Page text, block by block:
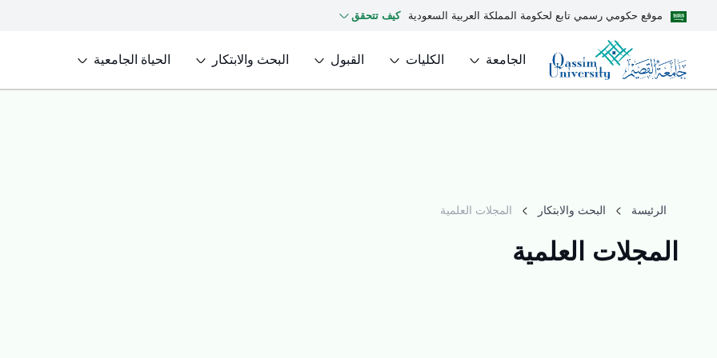
موقع حكومي رسمي تابع لحكومة المملكة العربية السعودية كيف تتحقق
الجامعة الكليات القبول البحث والابتكار الحياة الجامعية
الرئيسة البحث والابتكار المجلات العلمية
المجلات العلمية